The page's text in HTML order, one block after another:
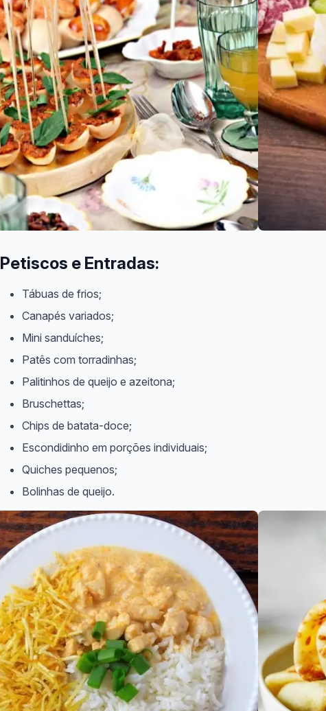
Petiscos e Entradas:
Tábuas de frios;
Canapés variados;
Mini sanduíches;
Patês com torradinhas;
Palitinhos de queijo e azeitona;
Bruschettas;
Chips de batata-doce;
Escondidinho em porções individuais;
Quiches pequenos;
Bolinhas de queijo.